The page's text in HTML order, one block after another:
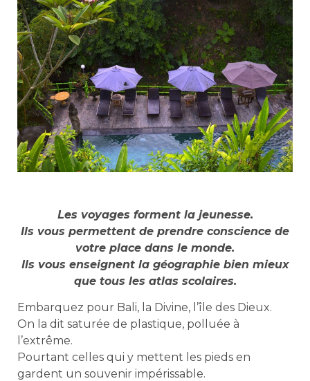
Les voyages forment la jeunesse.
Ils vous permettent de prendre conscience de
votre place dans le monde.
Ils vous enseignent la géographie bien mieux
que tous les atlas scolaires.
Embarquez pour Bali, la Divine, l’île des Dieux.
On la dit saturée de plastique, polluée à
l’extrême.
Pourtant celles qui y mettent les pieds en
gardent un souvenir impérissable.